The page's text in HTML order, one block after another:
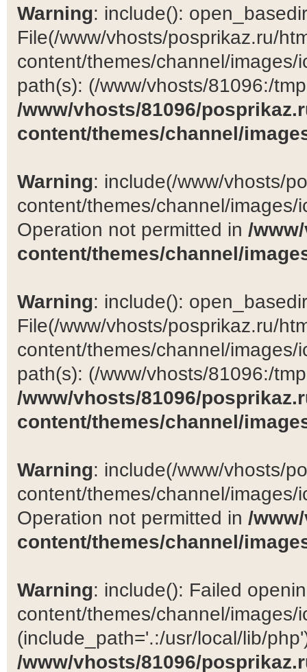
Warning: include():
File(/www/vhosts/posprikaz.ru/
content/themes/channel/
path(s): (/www/vhosts/81096:/
/www/vhosts/81096/
content/themes/channel/
Warning: include(/www/vhosts/
content/themes/channel/
Operation not permitted in /
content/themes/channel/
Warning: include():
File(/www/vhosts/posprikaz.ru/
content/themes/channel/
path(s): (/www/vhosts/81096:/
/www/vhosts/81096/
content/themes/channel/
Warning: include(/www/vhosts/
content/themes/channel/
Operation not permitted in /
content/themes/channel/
Warning: include(): Failed
content/themes/channel/images/
(include_path='.:/usr/local/lib/
/www/vhosts/81096/